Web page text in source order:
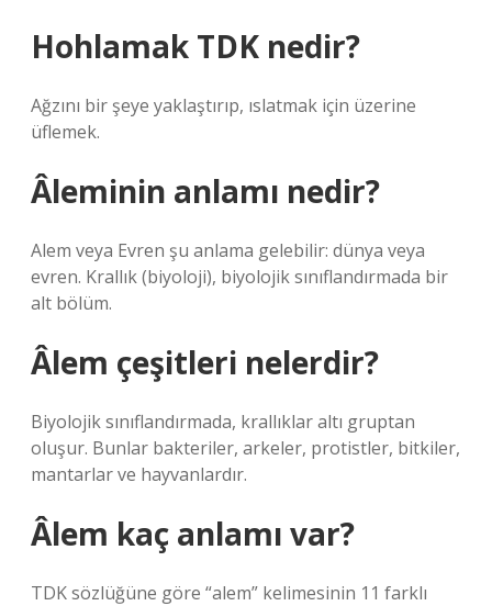
Hohlamak TDK nedir?
Ağzını bir şeye yaklaştırıp, ıslatmak için üzerine
üflemek.
Âleminin anlamı nedir?
Alem veya Evren şu anlama gelebilir: dünya veya
evren. Krallık (biyoloji), biyolojik sınıflandırmada bir
alt bölüm.
Âlem çeşitleri nelerdir?
Biyolojik sınıflandırmada, krallıklar altı gruptan
oluşur. Bunlar bakteriler, arkeler, protistler, bitkiler,
mantarlar ve hayvanlardır.
Âlem kaç anlamı var?
TDK sözlüğüne göre “alem” kelimesinin 11 farklı